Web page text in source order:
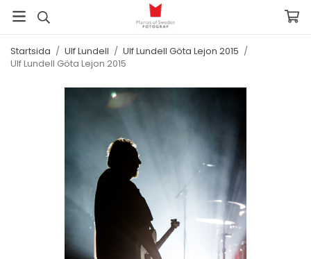
Startsida / Ulf Lundell / Ulf Lundell Göta Lejon 2015 /
Ulf Lundell Göta Lejon 2015